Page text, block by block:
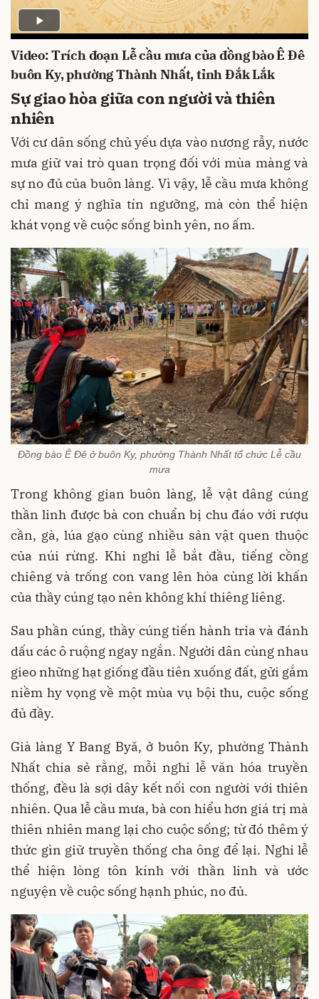
Video: Trích đoạn Lễ cầu mưa của đồng bào Ê Đê
buôn Ky, phường Thành Nhất, tỉnh Đắk Lắk
Sự giao hòa giữa con người và thiên
nhiên
Với cư dân sống chủ yếu dựa vào nương rẫy, nước
mưa giữ vai trò quan trọng đối với mùa màng và
sự no đủ của buôn làng. Vì vậy, lễ cầu mưa không
chỉ mang ý nghĩa tín ngưỡng, mà còn thể hiện
khát vọng về cuộc sống bình yên, no ấm.
Đồng bào Ê Đê ở buôn Ky, phường Thành Nhất tổ chức Lễ cầu
mưa
Trong không gian buôn làng, lễ vật dâng cúng
thần linh được bà con chuẩn bị chu đáo với rượu
cần, gà, lúa gạo cùng nhiều sản vật quen thuộc
của núi rừng. Khi nghi lễ bắt đầu, tiếng cồng
chiêng và trống con vang lên hòa cùng lời khấn
của thầy cúng tạo nên không khí thiêng liêng.
Sau phần cúng, thầy cúng tiến hành trỉa và đánh
dấu các ô ruộng ngay ngắn. Người dân cùng nhau
gieo những hạt giống đầu tiên xuống đất, gửi gắm
niềm hy vọng về một mùa vụ bội thu, cuộc sống
đủ đầy.
Già làng Y Bang Byă, ở buôn Ky, phường Thành
Nhất chia sẻ rằng, mỗi nghi lễ văn hóa truyền
thống, đều là sợi dây kết nối con người với thiên
nhiên. Qua lễ cầu mưa, bà con hiểu hơn giá trị mà
thiên nhiên mang lại cho cuộc sống; từ đó thêm ý
thức gìn giữ truyền thống cha ông để lại. Nghi lễ
thể hiện lòng tôn kính với thần linh và ước
nguyện về cuộc sống hạnh phúc, no đủ.